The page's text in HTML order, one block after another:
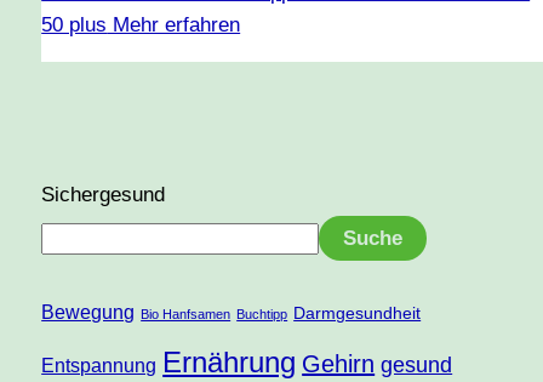
50 plus Mehr erfahren
Sichergesund
Suche
Bewegung Bio Hanfsamen Buchtipp Darmgesundheit
Entspannung Ernährung Gehirn gesund